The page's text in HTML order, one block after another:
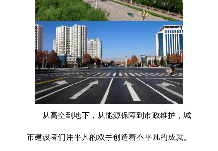
从高空到地下，从能源保障到市政维护，城
市建设者们用平凡的双手创造着不平凡的成就。